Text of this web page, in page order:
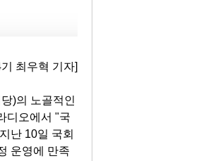
최우혁 기자]
)의 노골적인
디오에서 "국
난 10일 국회
운영에 만족